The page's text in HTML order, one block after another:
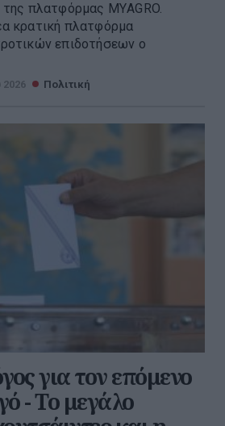
της πλατφόρμας ΜΥAGRO.
κρατική πλατφόρμα
επιδοτήσεων ο
2026 Πολιτική
για τον επόμενο
- Το μεγάλο